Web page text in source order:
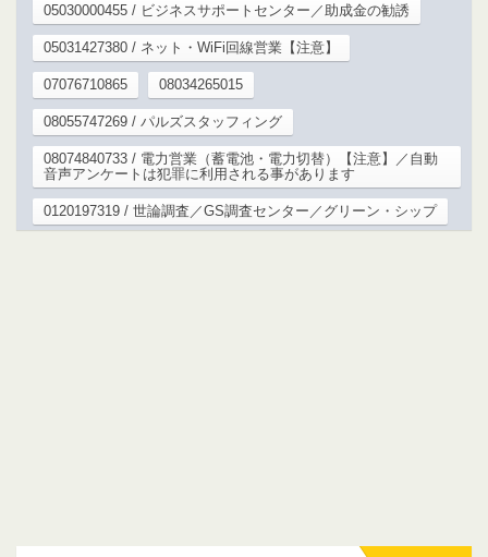
05030000455 / ビジネスサポートセンター／助成金の勧誘
05031427380 / ネット・WiFi回線営業【注意】
07076710865 08034265015
08055747269 / パルズスタッフィング
08074840733 / 電力営業（蓄電池・電力切替）【注意】／自動
音声アンケートは犯罪に利用される事があります
0120197319 / 世論調査／GS調査センター／グリーン・シップ